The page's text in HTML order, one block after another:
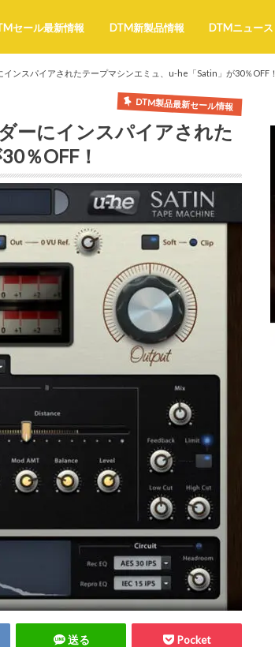
セール最新情報 DTM新製品情報 DTMニュース
インスパイアされたテープマシンエミュ、u-he「Satin」が30％OFF！
DTM製品最新セール情報
ーにインスパイアされた
％OFF！
送る Pocket